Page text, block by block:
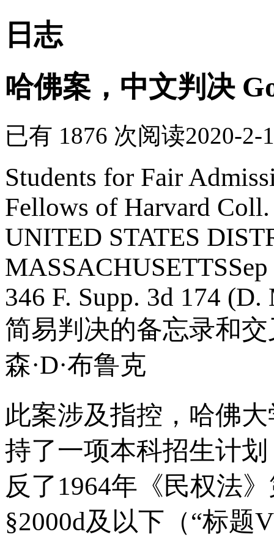
日志
哈佛案，中文判决
已有 1876 次阅读2020-2-
Students for Fair
Fellows of Harvard Coll.
UNITED STATES
MASSACHUSETTS
346 F. Supp. 3d 174 (D.
简易判决的备忘录和
森·D·布鲁克
此案涉及指控，哈佛
持了一项本科招生计
反了1964年《民权法
§2000d及以下（“标题